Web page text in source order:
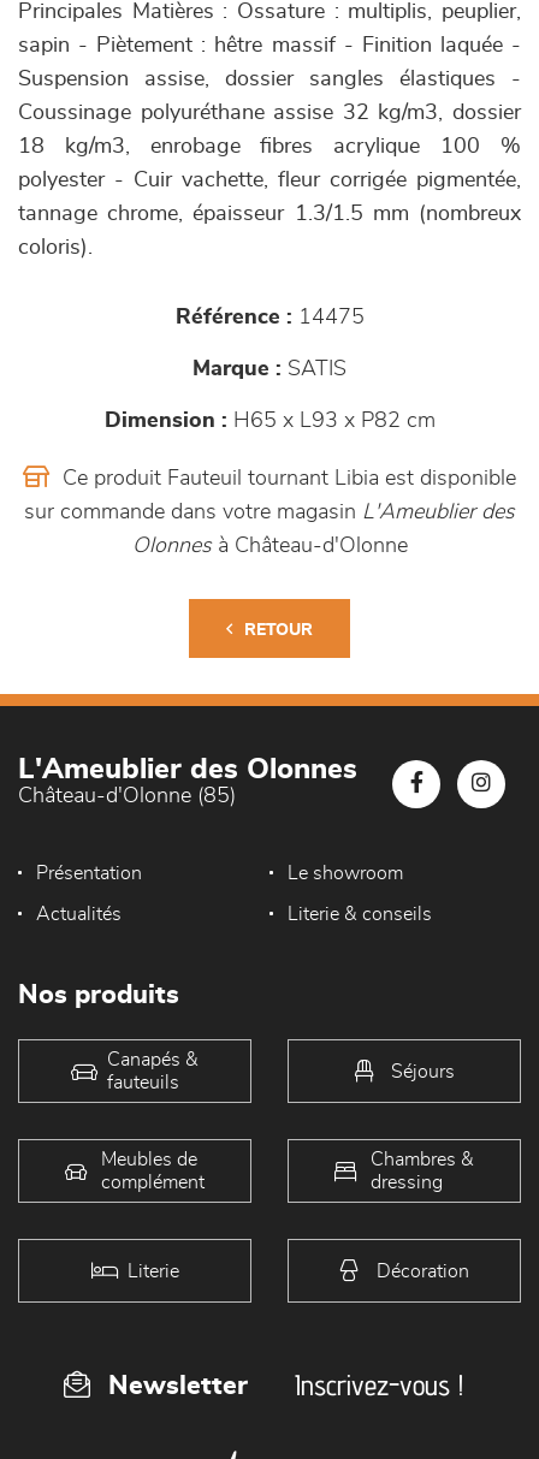
Principales Matières : Ossature : multiplis, peuplier,
sapin - Piètement : hêtre massif - Finition laquée -
Suspension assise, dossier sangles élastiques -
Coussinage polyuréthane assise 32 kg/m3, dossier
18 kg/m3, enrobage fibres acrylique 100 %
polyester - Cuir vachette, fleur corrigée pigmentée,
tannage chrome, épaisseur 1.3/1.5 mm (nombreux
coloris).
Référence : 14475
Marque : SATIS
Dimension : H65 x L93 x P82 cm
Ce produit Fauteuil tournant Libia est disponible
sur commande dans votre magasin L'Ameublier des
Olonnesà Château-d'Olonne
RETOUR
L'Ameublier des Olonnes
Château-d'Olonne (85)
Présentation Le showroom
Actualités Literie & conseils
Nos produits
Canapés &
fauteuils
Séjours
Meubles de
complément
Chambres &
dressing
Literie Décoration
Newsletter Inscrivez-vous !